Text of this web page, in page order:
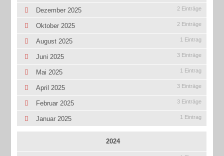
Dezember 2025 2 Einträge
Oktober 2025 2 Einträge
August 2025 1 Eintrag
Juni 2025 3 Einträge
Mai 2025 1 Eintrag
April 2025 3 Einträge
Februar 2025 3 Einträge
Januar 2025 1 Eintrag
2024